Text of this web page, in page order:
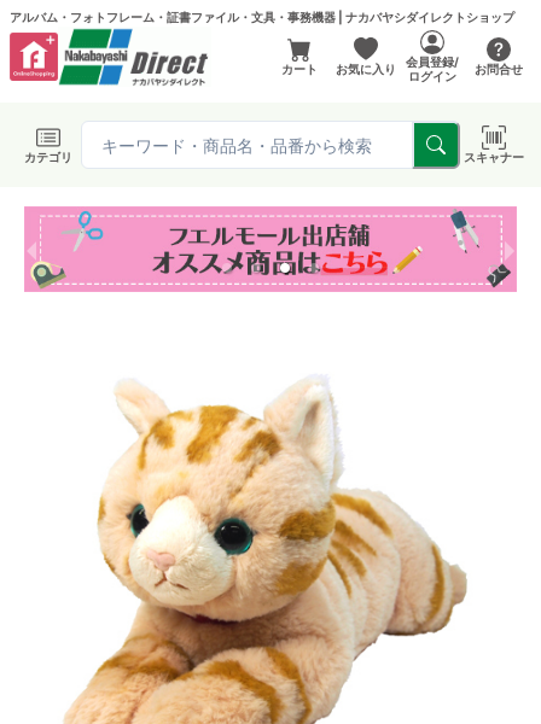
アルバム・フォトフレーム・証書ファイル・文具・事務機器 | ナカバヤシダイレクトショップ
カート お気に入り
会員登録/
ログイン
お問合せ
カテゴリ スキャナー